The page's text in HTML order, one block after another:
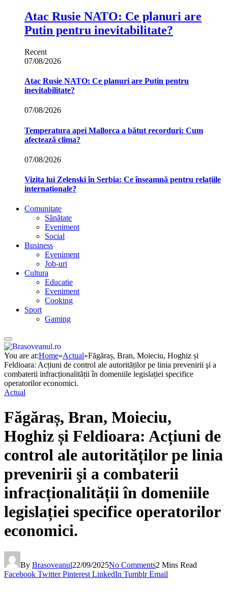
Atac Rusie NATO: Ce planuri are
Putin pentru inevitabilitate?
Recent
07/08/2026
Atac Rusie NATO: Ce planuri are Putin pentru
inevitabilitate?
07/08/2026
Temperatura apei Mallorca a bătut recorduri: Cum
afectează clima?
07/08/2026
Vizita lui Zelenski în Serbia: Ce înseamnă pentru relațiile
internaționale?
Comunitate
Sănătate
Eveniment
Social
Business
Eveniment
Job-uri
Cultura
Educatie
Eveniment
Cooking
Sport
Gaming
You are at:Home»Actual»Făgăraș, Bran, Moieciu, Hoghiz și
Feldioara: Acțiuni de control ale autorităților pe linia prevenirii şi a
combaterii infracționalității în domeniile legislației specifice
operatorilor economici.
Actual
Făgăraș, Bran, Moieciu,
Hoghiz și Feldioara: Acțiuni de
control ale autorităților pe linia
prevenirii şi a combaterii
infracționalității în domeniile
legislației specifice operatorilor
economici.
By Brasoveanul22/09/2025No Comments2 Mins Read
Facebook Twitter Pinterest LinkedIn Tumblr Email